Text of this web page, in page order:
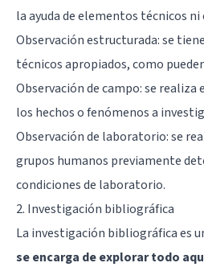
la ayuda de elementos técnicos ni
Observación estructurada: se
técnicos apropiados, como
Observación de campo: se realiza
los hechos o fenómenos a
Observación de laboratorio: se
grupos humanos previamente
condiciones de laboratorio.
2. Investigación bibliográfica
La investigación bibliográfica es
se encarga de explorar todo